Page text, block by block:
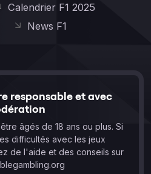
Calendrier F1 2025
News F1
responsable et avec
âgés de 18 ans ou plus. Si
difficultés avec les jeux
de l'aide et des conseils sur